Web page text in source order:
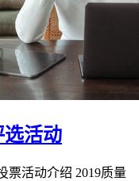
选活动
票活动介绍 2019质量